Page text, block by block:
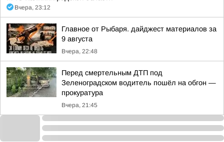
Вчера, 23:12
Главное от Рыбаря. дайджест материалов за
9 августа
Вчера, 22:48
Перед смертельным ДТП под
Зеленоградском водитель пошёл на обгон —
прокуратура
Вчера, 21:45